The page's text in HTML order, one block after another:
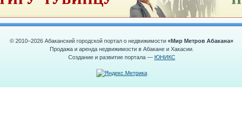
© 2010–2026 Абаканский городской портал о недвижимости «Мир Метров Абакана»
Продажа и аренда недвижимости в Абакане и Хакасии.
Создание и развитие портала — ЮНИКС